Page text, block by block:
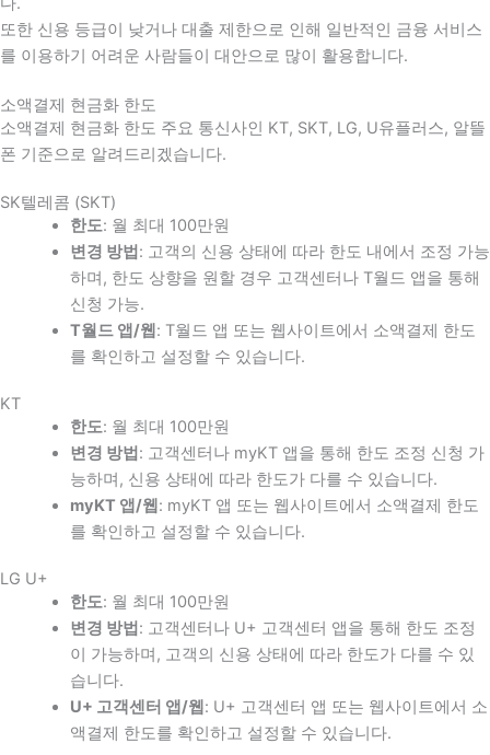
또한 신용 등급이 낮거나 대출 제한으로 인해 일반적인 금융 서비스
를 이용하기 어려운 사람들이 대안으로 많이 활용합니다.
소액결제 현금화 한도
소액결제 현금화 한도 주요 통신사인 KT, SKT, LG, U유플러스, 알뜰
폰 기준으로 알려드리겠습니다.
SK텔레콤 (SKT)
한도: 월 최대 100만원
변경 방법 : 고객의 신용 상태에 따라 한도 내에서 조정 가능
하며, 한도 상향을 원할 경우 고객센터나 T월드 앱을 통해
신청 가능.
T월드 앱/웹 : T월드 앱 또는 웹사이트에서 소액결제 한도
를 확인하고 설정할 수 있습니다.
KT
한도: 월 최대 100만원
변경 방법 : 고객센터나 myKT 앱을 통해 한도 조정 신청 가
능하며, 신용 상태에 따라 한도가 다를 수 있습니다.
myKT 앱/웹 : myKT 앱 또는 웹사이트에서 소액결제 한도
를 확인하고 설정할 수 있습니다.
LG U+
한도: 월 최대 100만원
변경 방법 : 고객센터나 U+ 고객센터 앱을 통해 한도 조정
이 가능하며, 고객의 신용 상태에 따라 한도가 다를 수 있
습니다.
U+ 고객센터 앱/웹 : U+ 고객센터 앱 또는 웹사이트에서 소
액결제 한도를 확인하고 설정할 수 있습니다.